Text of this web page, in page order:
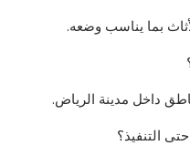
بما يناسب وضعه.
داخل مدينة الرياض.
التنفيذ؟